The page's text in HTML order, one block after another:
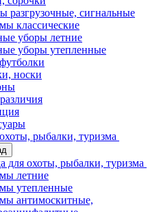
разгрузочные, сигнальные
классические
уборы летние
уборы утепленные
носки
рыбалки, туризма
для охоты, рыбалки, туризма
летние
утепленные
антимоскитные,